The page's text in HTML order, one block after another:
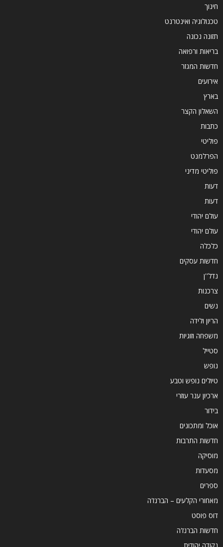
חינוך
טכנולוגיה ואינטרנט
תזונה נכונה
בריאות ורפואה
חדשות המגזר
אירועים
בארץ
השאלון הקצר
כתבות
פוליטי
הפרלמנט
פוליטי מדיני
דעות
דעות
עולם יהודי
עולם יהודי
כלכלה
חדשות עסקים
נדל''ן
צרכנות
נשים
הריון ולידה
משפחה וזוגיות
סטייל
נופש
טיולים נופש וטבע
ארכיון ענר עוזרי
בידור
אוכל ומתכונים
חדשות התרבות
מוסיקה
מסעדות
ספרים
מאחורי הקלעים – הברנז'ה
דוס פוסט
חדשות הברנז'ה